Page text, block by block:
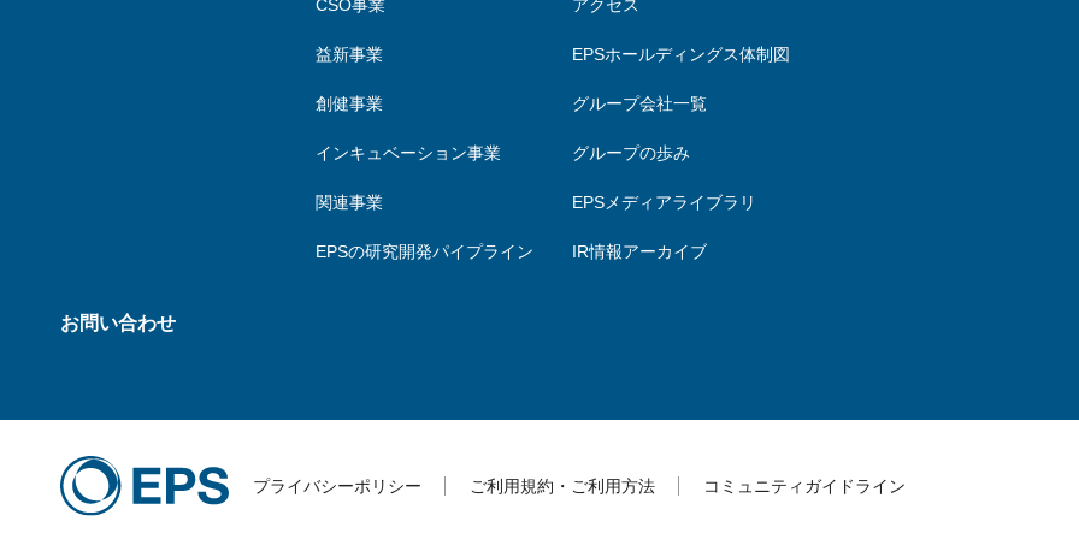
CSO事業
益新事業
創健事業
インキュベーション事業
関連事業
EPSの研究開発パイプライン
アクセス
EPSホールディングス体制図
グループ会社一覧
グループの歩み
EPSメディアライブラリ
IR情報アーカイブ
お問い合わせ
プライバシーポリシー ご利用規約・ご利用方法 コミュニティガイドライン